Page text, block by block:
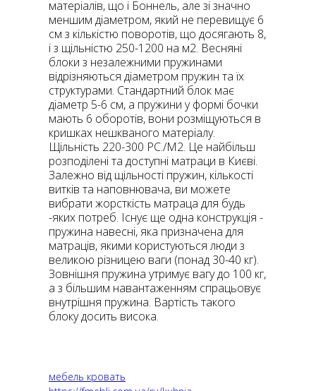
матеріалів, що і Боннель, але зі значно
меншим діаметром, який не перевищує 6
см з кількістю поворотів, що досягають 8,
і з щільністю 250-1200 на м2. Весняні
блоки з незалежними пружинами
відрізняються діаметром пружин та їх
структурами. Стандартний блок має
діаметр 5-6 см, а пружини у формі бочки
мають 6 оборотів, вони розміщуються в
кришках нешкваного матеріалу.
Щільність 220-300 PC./M2. Це найбільш
розподілені та доступні матраци в Києві.
Залежно від щільності пружин, кількості
витків та наповнювача, ви можете
вибрати жорсткість матраца для будь
-яких потреб. Існує ще одна конструкція -
пружина навесні, яка призначена для
матраців, якими користуються люди з
великою різницею ваги (понад 30-40 кг).
Зовнішня пружина утримує вагу до 100 кг,
а з більшим навантаженням спрацьовує
внутрішня пружина. Вартість такого
блоку досить висока.
мебель кровать